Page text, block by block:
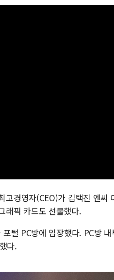
경영자(CEO)가 김택진 엔씨
래픽 카드도 선물했다.
털 PC방에 입장했다. PC방
다.